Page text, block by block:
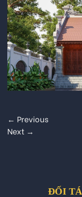
← Previous
Next →
ĐỐI